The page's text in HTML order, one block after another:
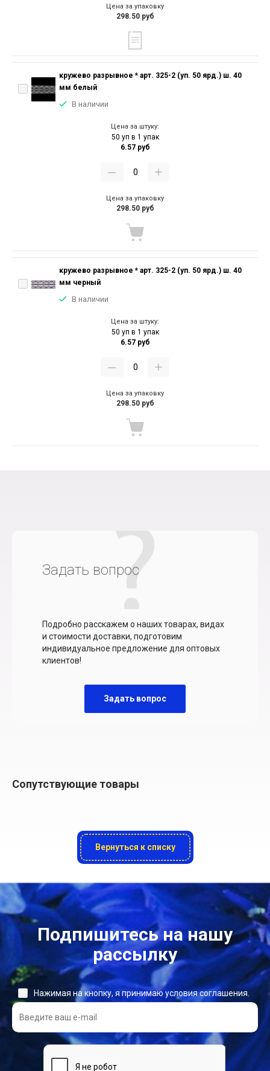
Цена за упаковку
298.50 руб
кружево разрывное * арт. 325-2 (уп. 50 ярд.) ш. 40
мм белый
В наличии
Цена за штуку:
50 уп в 1 упак
6.57 руб
Цена за упаковку
298.50 руб
кружево разрывное * арт. 325-2 (уп. 50 ярд.) ш. 40
мм черный
В наличии
Цена за штуку:
50 уп в 1 упак
6.57 руб
Цена за упаковку
298.50 руб
Задать вопрос
Подробно расскажем о наших товарах, видах
и стоимости доставки, подготовим
индивидуальное предложение для оптовых
клиентов!
Задать вопрос
Сопутствующие товары
Вернуться к списку
Подпишитесь на нашу
рассылку
Нажимая на кнопку, я принимаю условия соглашения.